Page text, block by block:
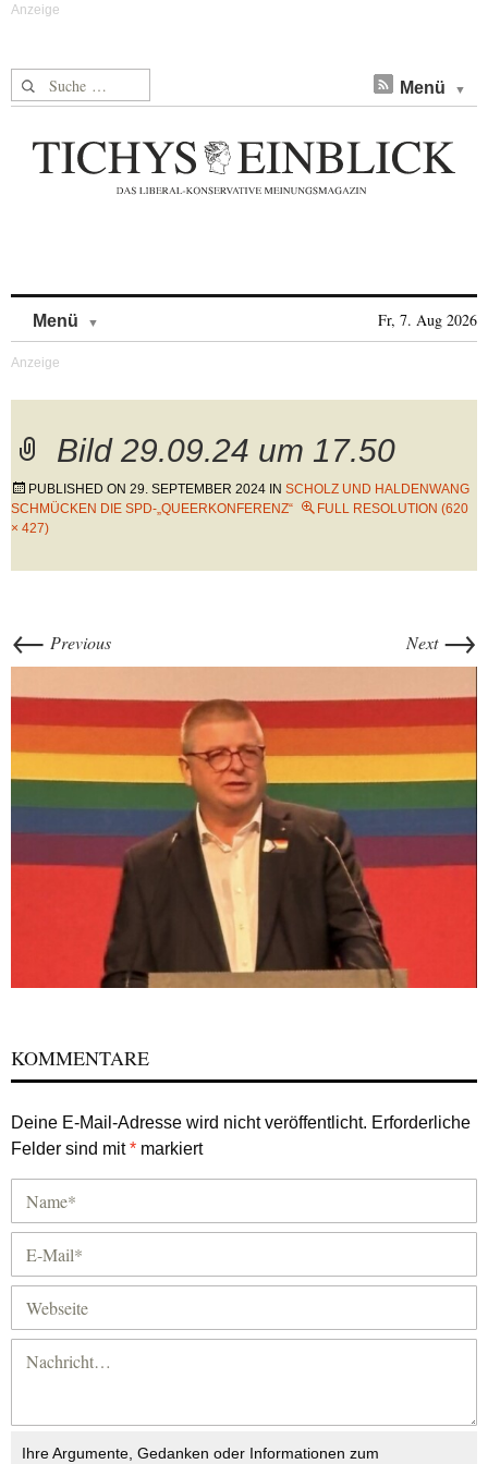
Suche nach: Menü
Menü Fr, 7. Aug 2026
Bild 29.09.24 um 17.50
PUBLISHED ON 29. SEPTEMBER 2024 IN SCHOLZ UND HALDENWANG
SCHMÜCKEN DIE SPD-„QUEERKONFERENZ“
FULL RESOLUTION (620
× 427)
← Previous Next →
KOMMENTARE
Deine E-Mail-Adresse wird nicht veröffentlicht. Erforderliche
Felder sind mit* markiert
Ihre Argumente, Gedanken oder Informationen zum